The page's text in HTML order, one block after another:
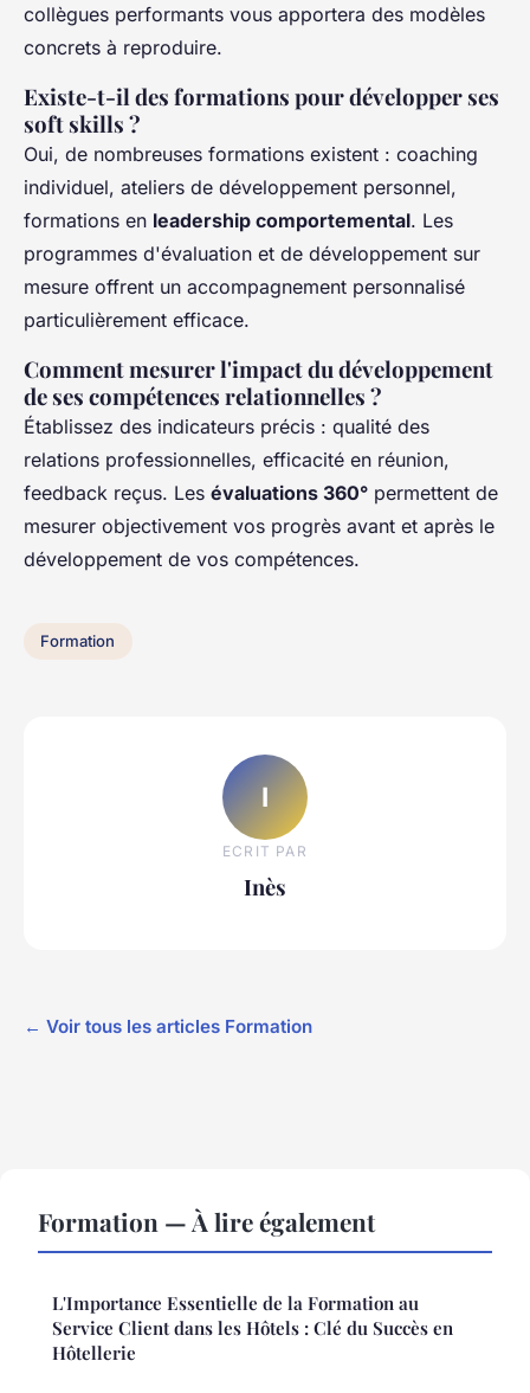
collègues performants vous apportera des modèles
concrets à reproduire.
Existe-t-il des formations pour développer ses
soft skills ?
Oui, de nombreuses formations existent : coaching
individuel, ateliers de développement personnel,
formations en leadership comportemental. Les
programmes d'évaluation et de développement sur
mesure offrent un accompagnement personnalisé
particulièrement efficace.
Comment mesurer l'impact du développement
de ses compétences relationnelles ?
Établissez des indicateurs précis : qualité des
relations professionnelles, efficacité en réunion,
feedback reçus. Les évaluations 360° permettent de
mesurer objectivement vos progrès avant et après le
développement de vos compétences.
Formation
I
ECRIT PAR
Inès
← Voir tous les articles Formation
Formation — À lire également
L'Importance Essentielle de la Formation au
Service Client dans les Hôtels : Clé du Succès en
Hôtellerie